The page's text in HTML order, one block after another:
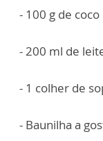
- 100 g de
- 200 ml de
- 1 colher de
- Baunilha a